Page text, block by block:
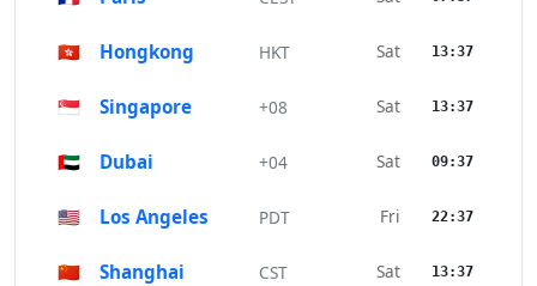
🇭🇰 Hongkong HKT Sat 13:37
🇸🇬 Singapore +08 Sat 13:37
🇦🇪 Dubai +04 Sat 09:37
🇺🇸 Los Angeles PDT Fri 22:37
🇨🇳 Shanghai CST Sat 13:37